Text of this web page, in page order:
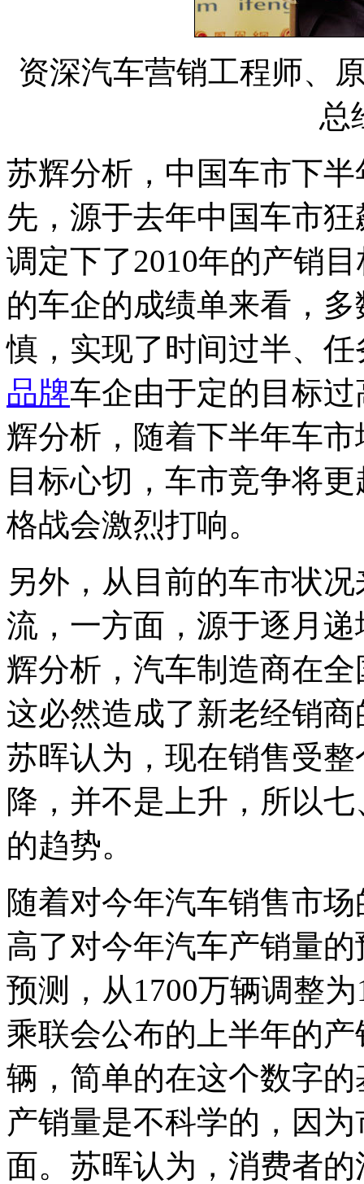
资深汽车营销工程师、
总
苏辉分析，中国车市下
先，源于去年中国车市
调定下了2010年的产销
的车企的成绩单来看，
慎，实现了时间过半、
品牌车企由于定的目标
辉分析，随着下半年车
目标心切，车市竞争将
格战会激烈打响。
另外，从目前的车市状
流，一方面，源于逐月
辉分析，汽车制造商在
这必然造成了新老经销
苏晖认为，现在销售受
降，并不是上升，所以
的趋势。
随着对今年汽车销售市
高了对今年汽车产销量
预测，从1700万辆调整
乘联会公布的上半年的
辆，简单的在这个数字
产销量是不科学的，因
面。苏晖认为，消费者